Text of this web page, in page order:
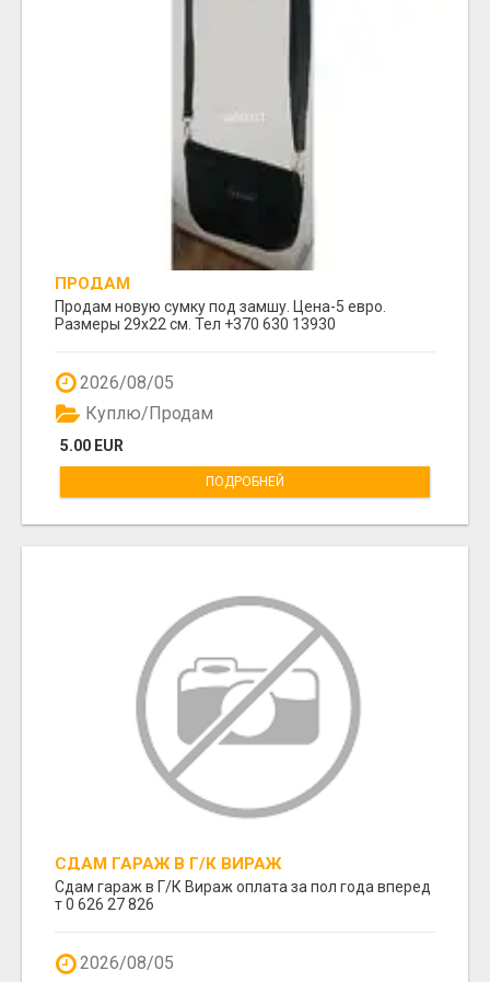
ПРОДАМ
Продам новую сумку под замшу. Цена-5 евро.
Размеры 29х22 см. Тел +370 630 13930
2026/08/05
5.00 EUR
Куплю/Продам
ПОДРОБНЕЙ
СДАМ ГАРАЖ В Г/К ВИРАЖ
Сдам гараж в Г/К Вираж оплата за пол года вперед
т 0 626 27 826
2026/08/05